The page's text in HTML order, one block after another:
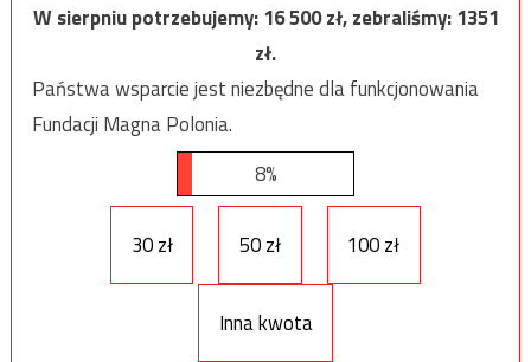
W sierpniu potrzebujemy:16 500zł, zebraliśmy:1351
zł.
Państwa wsparcie jest niezbędne dla funkcjonowania
Fundacji Magna Polonia.
8%
30 zł 50 zł 100 zł
Inna kwota